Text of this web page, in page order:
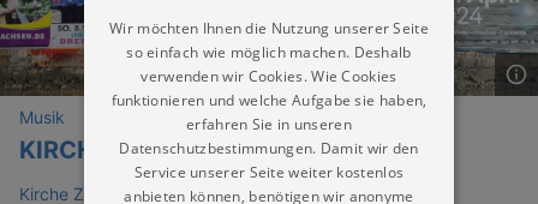
Musik
KIRCHE und LIED
Kirche Zuckelhausen Leipzig
Wir möchten Ihnen die Nutzung unserer Seite
so einfach wie möglich machen. Deshalb
verwenden wir Cookies. Wie Cookies
funktionieren und welche Aufgabe sie haben,
erfahren Sie in unseren
Datenschutzbestimmungen. Damit wir den
Service unserer Seite weiter kostenlos
anbieten können, benötigen wir anonyme